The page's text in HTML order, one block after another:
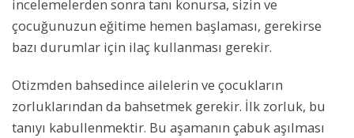
incelemelerden sonra tanı konursa, sizin ve
çocuğunuzun eğitime hemen başlaması, gerekirse
bazı durumlar için ilaç kullanması gerekir.
Otizmden bahsedince ailelerin ve çocukların
zorluklarından da bahsetmek gerekir. İlk zorluk, bu
tanıyı kabullenmektir. Bu aşamanın çabuk aşılması